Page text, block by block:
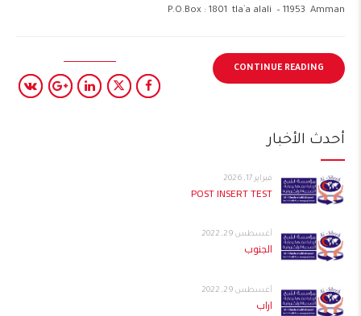
P.O.Box : 1801 tla`a alali – 11953 Amman
CONTINUE READING
أحدث الأخبار
فبراير 17, 2026
POST INSERT TEST
أغسطس 29, 2022
الجنوب
أغسطس 29, 2022
اراب